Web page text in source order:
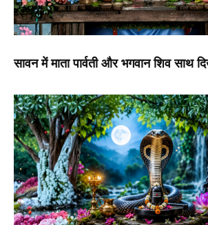
सावन में माता पार्वती और भगवान शिव साथ